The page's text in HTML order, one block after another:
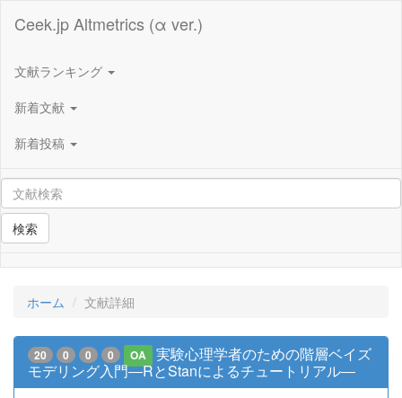
Ceek.jp Altmetrics (α ver.)
文献ランキング
新着文献
新着投稿
検索
ホーム 文献詳細
20 0 0 0 OA
実験心理学者のための階層ベイズ
モデリング入門―RとStanによるチュートリアル―